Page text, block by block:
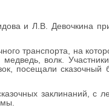
и Л.В. Девочкина
транспорта, на
волк.
посещали
заклинаний, с